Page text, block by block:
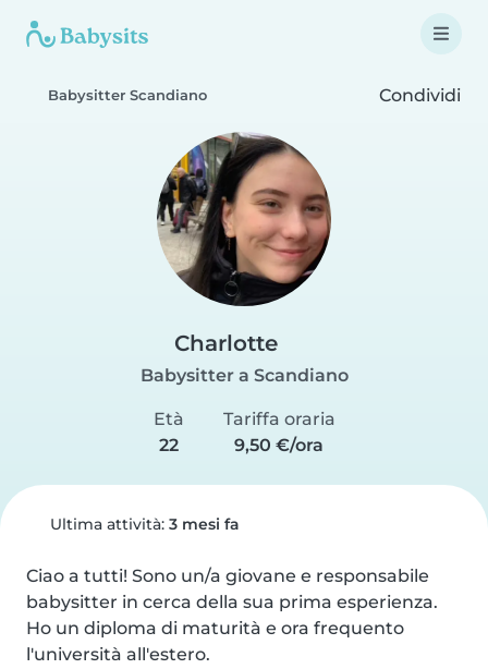
Babysitter Scandiano Condividi
Charlotte
Babysitter a Scandiano
Età
22
Tariffa oraria
9,50 €/ora
Ultima attività: 3 mesi fa
Ciao a tutti! Sono un/a giovane e responsabile
babysitter in cerca della sua prima esperienza.
Ho un diploma di maturità e ora frequento
l'università all'estero.